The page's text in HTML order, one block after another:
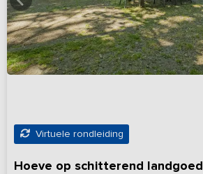
Virtuele rondleiding
Hoeve op schitterend landgoed